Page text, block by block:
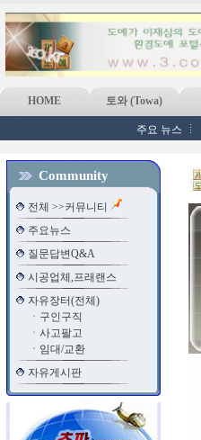
HOME 토와 (Towa)
주요 뉴스
Community
전체 >>커뮤니티
주요뉴스
질문답변Q&A
시공업체,프래랜스
자유장터(전체)
ㆍ 구인구직
ㆍ 사고팔고
ㆍ 임대/교환
자유게시판